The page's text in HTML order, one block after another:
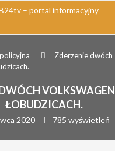
Zderzenie dwóch
ŁOBUDZICACH.
2020 785 wyświetleń